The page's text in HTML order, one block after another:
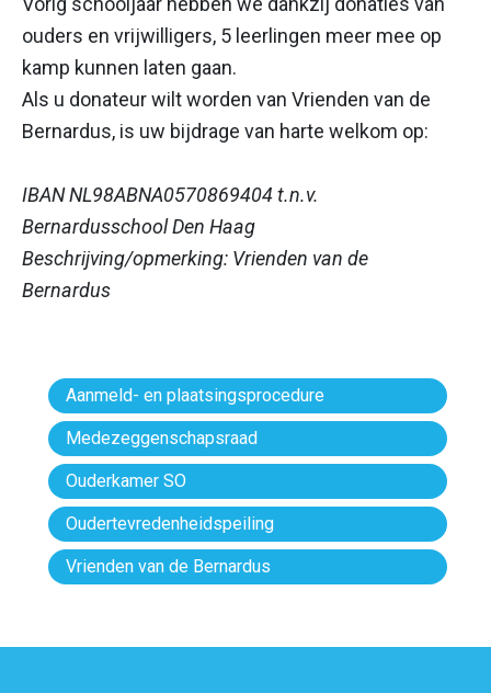
ouders en vrijwilligers, 5 leerlingen meer mee op
kamp kunnen laten gaan.
Als u donateur wilt worden van Vrienden van de
Bernardus, is uw bijdrage van harte welkom op:
IBAN NL98ABNA0570869404 t.n.v.
Bernardusschool Den Haag
Beschrijving/opmerking: Vrienden van de
Bernardus
Aanmeld- en plaatsingsprocedure
Medezeggenschapsraad
Ouderkamer SO
Oudertevredenheidspeiling
Vrienden van de Bernardus